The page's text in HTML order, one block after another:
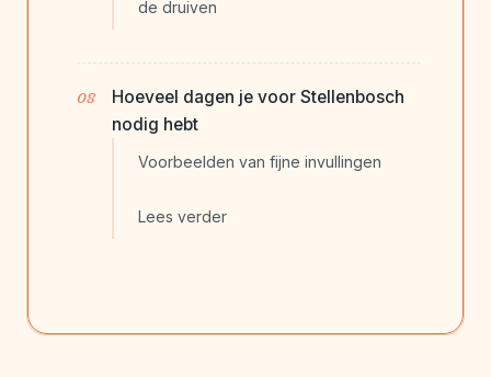
de druiven
Hoeveel dagen je voor Stellenbosch
nodig hebt
Voorbeelden van fijne invullingen
Lees verder